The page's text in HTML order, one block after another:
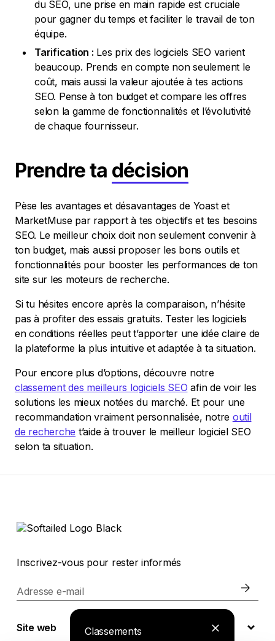
du SEO, une prise en main rapide est cruciale
pour gagner du temps et faciliter le travail de ton
équipe.
Tarification : Les prix des logiciels SEO varient
beaucoup. Prends en compte non seulement le
coût, mais aussi la valeur ajoutée à tes actions
SEO. Pense à ton budget et compare les offres
selon la gamme de fonctionnalités et l’évolutivité
de chaque fournisseur.
Prendre ta décision
Pèse les avantages et désavantages de Yoast et
MarketMuse par rapport à tes objectifs et tes besoins
SEO. Le meilleur choix doit non seulement convenir à
ton budget, mais aussi proposer les bons outils et
fonctionnalités pour booster les performances de ton
site sur les moteurs de recherche.
Si tu hésites encore après la comparaison, n’hésite
pas à profiter des essais gratuits. Tester les logiciels
en conditions réelles peut t’apporter une idée claire de
la plateforme la plus intuitive et adaptée à ta situation.
Pour encore plus d’options, découvre notre
classement des meilleurs logiciels SEO afin de voir les
solutions les mieux notées du marché. Et pour une
recommandation vraiment personnalisée, notre outil
de recherche t’aide à trouver le meilleur logiciel SEO
selon ta situation.
Classements
Inscrivez-vous pour rester informés
Adresse e-mail
Site web